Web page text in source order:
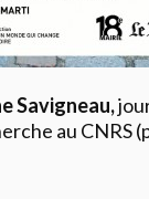
Savigneau,
au CNRS